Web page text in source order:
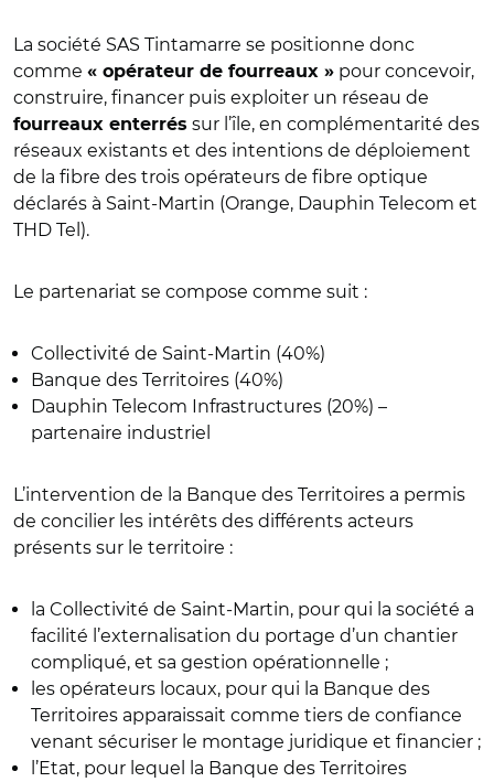
La société SAS Tintamarre se positionne donc
comme « opérateur de fourreaux » pour concevoir,
construire, financer puis exploiter un réseau de
fourreaux enterrés sur l’île, en complémentarité des
réseaux existants et des intentions de déploiement
de la fibre des trois opérateurs de fibre optique
déclarés à Saint-Martin (Orange, Dauphin Telecom et
THD Tel).
Le partenariat se compose comme suit :
Collectivité de Saint-Martin (40%)
Banque des Territoires (40%)
Dauphin Telecom Infrastructures (20%) –
partenaire industriel
L’intervention de la Banque des Territoires a permis
de concilier les intérêts des différents acteurs
présents sur le territoire :
la Collectivité de Saint-Martin, pour qui la société a
facilité l’externalisation du portage d’un chantier
compliqué, et sa gestion opérationnelle ;
les opérateurs locaux, pour qui la Banque des
Territoires apparaissait comme tiers de confiance
venant sécuriser le montage juridique et financier ;
l’Etat, pour lequel la Banque des Territoires